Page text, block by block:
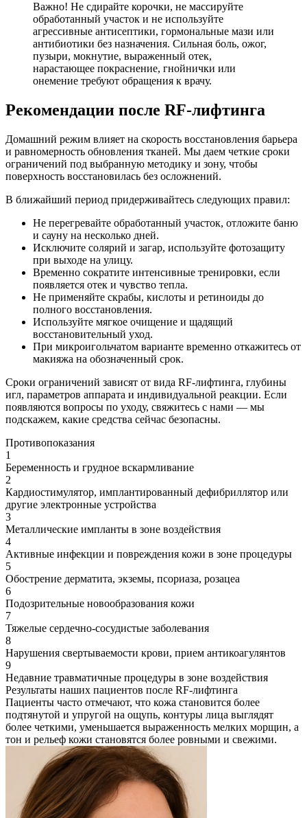
Важно! Не сдирайте корочки, не массируйте
обработанный участок и не используйте
агрессивные антисептики, гормональные мази или
антибиотики без назначения. Сильная боль, ожог,
пузыри, мокнутие, выраженный отек,
нарастающее покраснение, гнойнички или
онемение требуют обращения к врачу.
Рекомендации после RF-лифтинга
Домашний режим влияет на скорость восстановления барьера
и равномерность обновления тканей. Мы даем четкие сроки
ограничений под выбранную методику и зону, чтобы
поверхность восстановилась без осложнений.
В ближайший период придерживайтесь следующих правил:
Не перегревайте обработанный участок, отложите баню
и сауну на несколько дней.
Исключите солярий и загар, используйте фотозащиту
при выходе на улицу.
Временно сократите интенсивные тренировки, если
появляется отек и чувство тепла.
Не применяйте скрабы, кислоты и ретиноиды до
полного восстановления.
Используйте мягкое очищение и щадящий
восстановительный уход.
При микроигольчатом варианте временно откажитесь от
макияжа на обозначенный срок.
Сроки ограничений зависят от вида RF-лифтинга, глубины
игл, параметров аппарата и индивидуальной реакции. Если
появляются вопросы по уходу, свяжитесь с нами — мы
подскажем, какие средства сейчас безопасны.
Противопоказания
1
Беременность и грудное вскармливание
2
Кардиостимулятор, имплантированный дефибриллятор или
другие электронные устройства
3
Металлические импланты в зоне воздействия
4
Активные инфекции и повреждения кожи в зоне процедуры
5
Обострение дерматита, экземы, псориаза, розацеа
6
Подозрительные новообразования кожи
7
Тяжелые сердечно-сосудистые заболевания
8
Нарушения свертываемости крови, прием антикоагулянтов
9
Недавние травматичные процедуры в зоне воздействия
Результаты наших пациентов после RF-лифтинга
Пациенты часто отмечают, что кожа становится более
подтянутой и упругой на ощупь, контуры лица выглядят
более четкими, уменьшается выраженность мелких морщин, а
тон и рельеф кожи становятся более ровными и свежими.